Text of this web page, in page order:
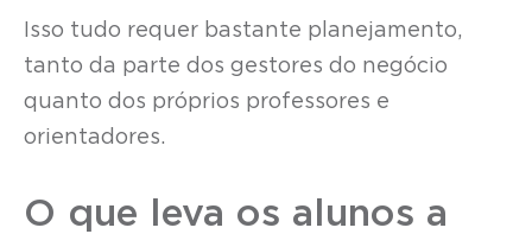
Isso tudo requer bastante planejamento,
tanto da parte dos gestores do negócio
quanto dos próprios professores e
orientadores.
O que leva os alunos a